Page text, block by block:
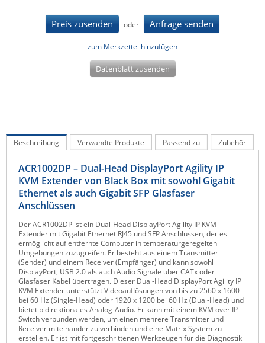
LigoWave
Milesight
Panorama Antennas
Poynting
Raritan
Riello UPS
Server Technology
Siretta
SIRIO Antenne
Sunbird
Tactical Software
TEKTELIC
Teltonika
Unwired Networks
Preis zusenden oder Anfrage senden
zum Merkzettel hinzufügen
Datenblatt zusenden
Beschreibung Verwandte Produkte Passend zu Zubehör
ACR1002DP – Dual-Head DisplayPort Agility IP
KVM Extender von Black Box mit sowohl Gigabit
Ethernet als auch Gigabit SFP Glasfaser
Anschlüssen
Der ACR1002DP ist ein Dual-Head DisplayPort Agility IP KVM
Extender mit Gigabit Ethernet RJ45 und SFP Anschlüssen, der es
ermöglicht auf entfernte Computer in temperaturgeregelten
Umgebungen zuzugreifen. Er besteht aus einem Transmitter
(Sender) und einem Receiver (Empfänger) und kann sowohl
DisplayPort, USB 2.0 als auch Audio Signale über CATx oder
Glasfaser Kabel übertragen. Dieser Dual-Head DisplayPort Agility IP
KVM Extender unterstützt Videoauflösungen von bis zu 2560 x 1600
bei 60 Hz (Single-Head) oder 1920 x 1200 bei 60 Hz (Dual-Head) und
bietet bidirektionales Analog-Audio. Er kann mit einem KVM over IP
Switch verbunden werden, um einen mehrere Transmitter und
Receiver miteinander zu verbinden und eine Matrix System zu
erstellen. Er ist mit fortgeschrittenen Werkzeugen für die Diagnostik